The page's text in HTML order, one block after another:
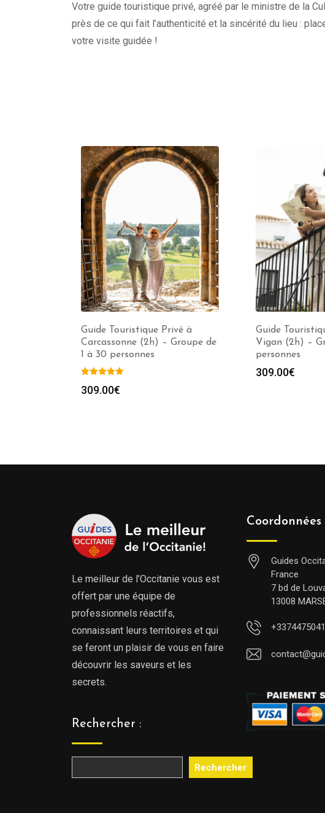
Votre guide touristique privé, agréé par le ministre de la
près de ce qui fait l’authenticité et la sincérité du lieu :
votre visite guidée !
Guide Touristique Privé à
Carcassonne (2h) – Groupe de
1 à 30 personnes
309.00€
Guide
Vigan (2h) –
personnes
309.00€
Le meilleur de l’Occitanie vous est
offert par une équipe de
professionnels réactifs,
connaissant leurs territoires et qui
se feront un plaisir de vous en faire
découvrir les saveurs et les
secrets.
Rechercher :
Rechercher
Coordonnées
Guides
France
7 bd de
13008